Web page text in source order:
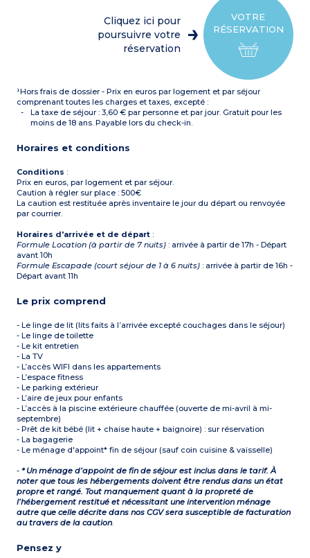
hotte, cafetière électrique,
bouilloire, grill pain,
cafetière à capsules)
1 chambre avec 2
couchages : 1 grand lit 160
Salle de bains avec
baignoire ou douche,
sèche-cheveux, miroir
grossissant , WC séparé
VOTRE
RÉSERVATION
Cliquez ici pour
poursuivre votre
réservation
¹Hors frais de dossier - Prix en euros par logement et par séjour
comprenant toutes les charges et taxes, excepté :
La taxe de séjour : 3,60 € par personne et par jour. Gratuit pour les
moins de 18 ans. Payable lors du check-in.
Horaires et conditions
Conditions :
Prix en euros, par logement et par séjour.
Caution à régler sur place : 500€
La caution est restituée après inventaire le jour du départ ou renvoyée
par courrier.
Horaires d'arrivée et de départ :
Formule Location (à partir de 7 nuits) : arrivée à partir de 17h - Départ
avant 10h
Formule Escapade (court séjour de 1 à 6 nuits) : arrivée à partir de 16h -
Départ avant 11h
Le prix comprend
- Le linge de lit (lits faits à l’arrivée excepté couchages dans le séjour)
- Le linge de toilette
- Le kit entretien
- La TV
- L’accès WIFI dans les appartements
- L’espace fitness
- Le parking extérieur
- L’aire de jeux pour enfants
- L’accès à la piscine extérieure chauffée (ouverte de mi-avril à mi-
septembre)
- Prêt de kit bébé (lit + chaise haute + baignoire) : sur réservation
- La bagagerie
- Le ménage d'appoint* fin de séjour (sauf coin cuisine & vaisselle)
-* Un ménage d’appoint de fin de séjour est inclus dans le tarif. À
noter que tous les hébergements doivent être rendus dans un état
propre et rangé. Tout manquement quant à la propreté de
l’hébergement restitué et nécessitant une intervention ménage
autre que celle décrite dans nos CGV sera susceptible de facturation
au travers de la caution.
Pensez y